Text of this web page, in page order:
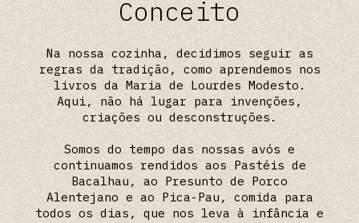
Conceito
Na nossa cozinha, decidimos seguir as
regras da tradição, como aprendemos nos
livros da Maria de Lourdes Modesto.
Aqui, não há lugar para invenções,
criações ou desconstruções.
Somos do tempo das nossas avós e
continuamos rendidos aos Pastéis de
Bacalhau, ao Presunto de Porco
Alentejano e ao Pica-Pau, comida para
todos os dias, que nos leva à infância e